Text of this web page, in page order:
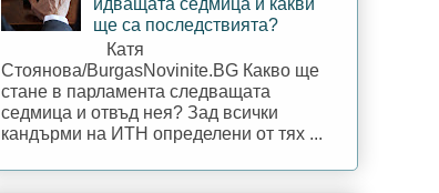
ще са последствията?
Катя
Стоянова/BurgasNovinite.BG Какво ще
стане в парламента следващата
седмица и отвъд нея? Зад всички
кандърми на ИТН определени от тях ...